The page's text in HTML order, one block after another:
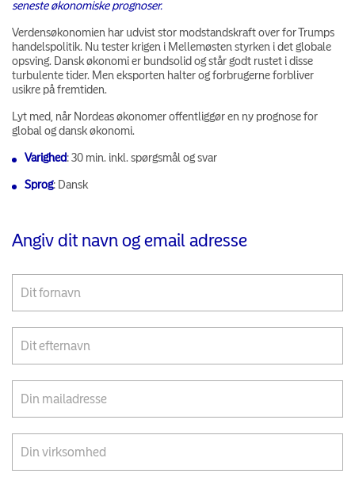
seneste økonomiske prognoser.
Verdensøkonomien har udvist stor modstandskraft over for Trumps
handelspolitik. Nu tester krigen i Mellemøsten styrken i det globale
opsving. Dansk økonomi er bundsolid og står godt rustet i disse
turbulente tider. Men eksporten halter og forbrugerne forbliver
usikre på fremtiden.
Lyt med, når Nordeas økonomer offentliggør en ny prognose for
global og dansk økonomi.
Varighed: 30 min. inkl. spørgsmål og svar
Sprog: Dansk
Angiv dit navn og email adresse